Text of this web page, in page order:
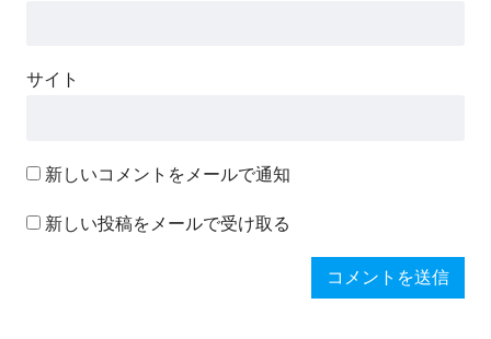
サイト
新しいコメントをメールで通知
新しい投稿をメールで受け取る